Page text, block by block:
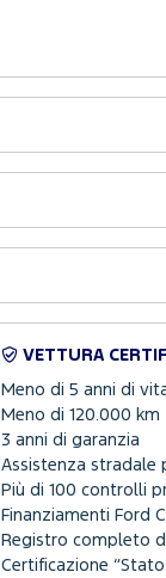
VETTURA
Meno di 5 anni di
Meno di 120.000 km
3 anni di garanzia
Assistenza stradale
Più di 100 controlli
Finanziamenti Ford
Registro completo
Certificazione